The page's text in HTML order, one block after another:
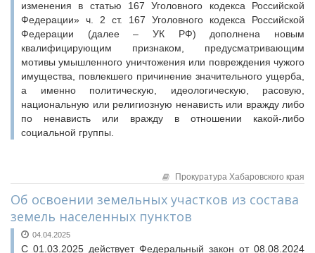
изменения в статью 167 Уголовного кодекса Российской
Федерации» ч. 2 ст. 167 Уголовного кодекса Российской
Федерации (далее – УК РФ) дополнена новым
квалифицирующим признаком, предусматривающим
мотивы умышленного уничтожения или повреждения чужого
имущества, повлекшего причинение значительного ущерба,
а именно политическую, идеологическую, расовую,
национальную или религиозную ненависть или вражду либо
по ненависть или вражду в отношении какой-либо
социальной группы.
Прокуратура Хабаровского края
Об освоении земельных участков из состава
земель населенных пунктов
04.04.2025
С 01.03.2025 действует Федеральный закон от 08.08.2024